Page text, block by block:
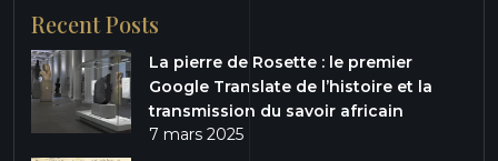
Recent Posts
La pierre de Rosette : le premier
Google Translate de l’histoire et la
transmission du savoir africain
7 mars 2025